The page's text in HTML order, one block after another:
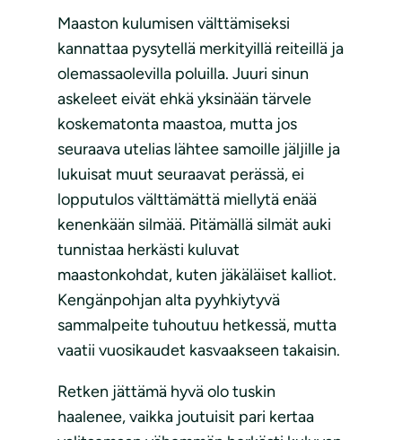
Maaston kulumisen välttämiseksi
kannattaa pysytellä merkityillä reiteillä ja
olemassaolevilla poluilla. Juuri sinun
askeleet eivät ehkä yksinään tärvele
koskematonta maastoa, mutta jos
seuraava utelias lähtee samoille jäljille ja
lukuisat muut seuraavat perässä, ei
lopputulos välttämättä miellytä enää
kenenkään silmää. Pitämällä silmät auki
tunnistaa herkästi kuluvat
maastonkohdat, kuten jäkäläiset kalliot.
Kengänpohjan alta pyyhkiytyvä
sammalpeite tuhoutuu hetkessä, mutta
vaatii vuosikaudet kasvaakseen takaisin.
Retken jättämä hyvä olo tuskin
haalenee, vaikka joutuisit pari kertaa